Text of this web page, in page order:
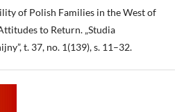
of Polish Families in the West of
to Return. „Studia
t. 37, no. 1(139), s. 11–32.